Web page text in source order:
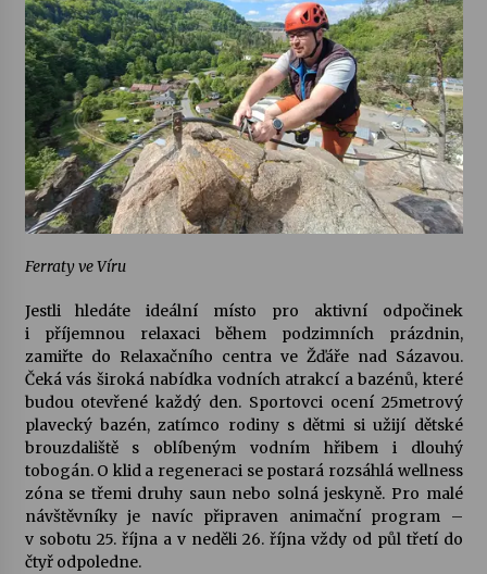
Ferraty ve Víru
Jestli hledáte ideální místo pro aktivní odpočinek
i příjemnou relaxaci během podzimních prázdnin,
zamiřte do Relaxačního centra ve Žďáře nad Sázavou.
Čeká vás široká nabídka vodních atrakcí a bazénů, které
budou otevřené každý den. Sportovci ocení 25metrový
plavecký bazén, zatímco rodiny s dětmi si užijí dětské
brouzdaliště s oblíbeným vodním hřibem i dlouhý
tobogán. O klid a regeneraci se postará rozsáhlá wellness
zóna se třemi druhy saun nebo solná jeskyně. Pro malé
návštěvníky je navíc připraven animační program –
v sobotu 25. října a v neděli 26. října vždy od půl třetí do
čtyř odpoledne.